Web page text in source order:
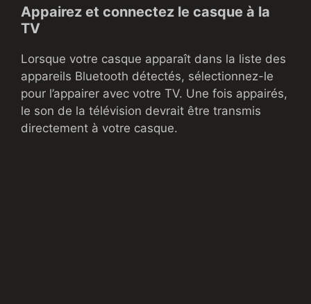
Appairez et connectez le casque à la
TV
Lorsque votre casque apparaît dans la liste des
appareils Bluetooth détectés, sélectionnez-le
pour l’appairer avec votre TV. Une fois appairés,
le son de la télévision devrait être transmis
directement à votre casque.